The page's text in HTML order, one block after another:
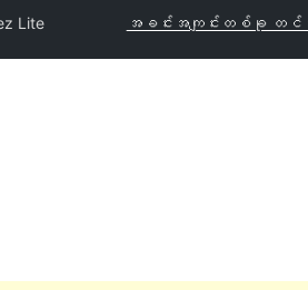
Lite အခင်းအကျင်းတစ်ခု တ